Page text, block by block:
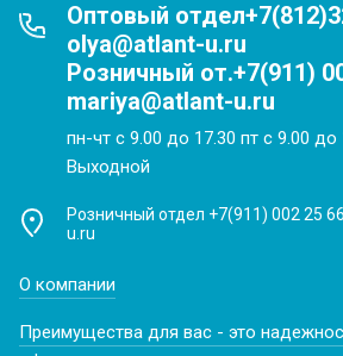
Оптовый
olya@atlant-u.ru
Розничный от.+7(911)
mariya@atlant-u.ru
пн-чт с 9.00 до 17.30 пт с 9.00
Выходной
Розничный отдел +7(911) 002 25
u.ru
О компании
Преимущества для вас - это